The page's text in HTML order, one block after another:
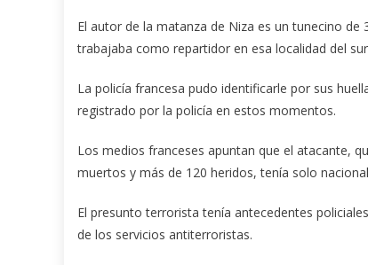
El autor de la matanza de Niza es un tunecino
trabajaba como repartidor en esa localidad del
La policía francesa pudo identificarle por sus
registrado por la policía en estos momentos.
Los medios franceses apuntan que el atacante,
muertos y más de 120 heridos, tenía solo
El presunto terrorista tenía antecedentes
de los servicios antiterroristas.